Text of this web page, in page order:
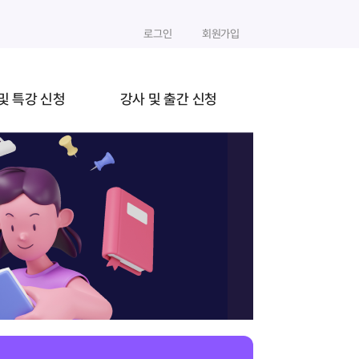
로그인 회원가입
특강 신청 강사 및 출간 신청